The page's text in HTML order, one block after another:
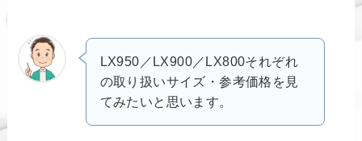
LX950／LX900／LX800それぞれ
の取り扱いサイズ・参考価格を見
てみたいと思います。